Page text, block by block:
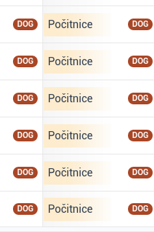
osmi. peta ura od 11 ur 20
DOG Torek četrti osmi.
Počitnice DOG
osmi. šesta ura od 12 ur 10
DOG Torek četrti osmi.
Počitnice DOG
osmi. sedma ura od 13 do
DOG Torek četrti osmi.
Počitnice DOG
osmi. osma ura od 13 ur 50
DOG Torek četrti osmi.
Počitnice DOG
osmi. deveta ura od 14 ur
DOG Torek četrti osmi.
Počitnice DOG
osmi. deseta ura od 15 ur
DOG Torek četrti osmi.
Počitnice DOG